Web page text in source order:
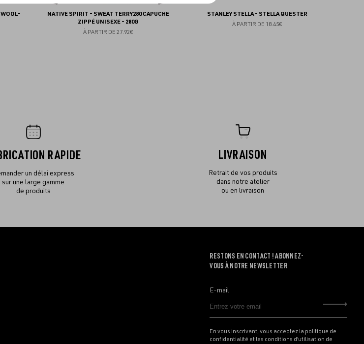
WOOL-
NATIVE SPIRIT - SWEAT TERRY280 CAPUCHE
ZIPPÉ UNISEXE - 280G
À PARTIR DE 27.92€
STANLEY STELLA - STELLA QUESTER
À PARTIR DE 18.45€
RAPIDE
un délai express
sur une large gamme
de produits
LIVRAISON
Retrait de vos produits
dans notre atelier
ou en livraison
RESTONS EN CONTACT ! ABONNEZ-
VOUS À NOTRE NEWSLETTER
E-mail
En vous inscrivant, vous acceptez la politique de
confidentialité et les conditions d’utilisation de